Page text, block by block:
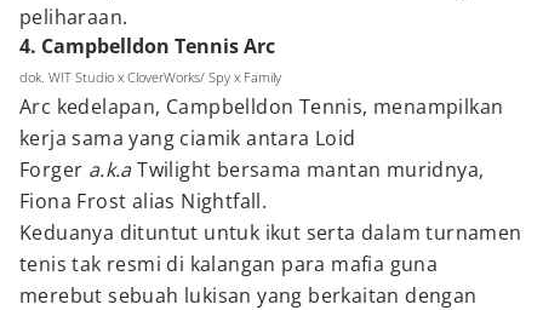
peliharaan.
4. Campbelldon Tennis Arc
dok. WIT Studio x CloverWorks/ Spy x Family
Arc kedelapan, Campbelldon Tennis, menampilkan
kerja sama yang ciamik antara Loid
Forger a.k.aTwilight bersama mantan muridnya,
Fiona Frost alias Nightfall.
Keduanya dituntut untuk ikut serta dalam turnamen
tenis tak resmi di kalangan para mafia guna
merebut sebuah lukisan yang berkaitan dengan